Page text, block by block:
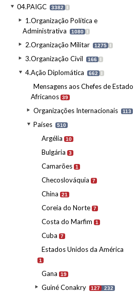
04.PAIGC 3382 I
1.Organização Política e
Administrativa
1080 I
2.Organização Militar 1275 I
3.Organização Civil 166 I
4.Ação Diplomática 662 I
Mensagens aos Chefes de Estado
Africanos 39
Organizações Internacionais 113
Países 510
Argélia 10
Bulgária 3
Camarões 1
Checoslováquia 7
China 21
Coreia do Norte 7
Costa do Marfim 1
Cuba 7
Estados Unidos da América
1
Gana 19
Guiné Conakry 127 232